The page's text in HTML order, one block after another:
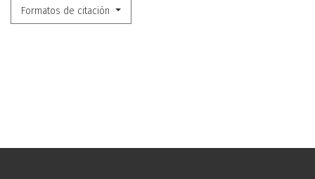
Formatos de citación